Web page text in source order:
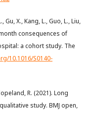
Gu, X., Kang, L., Guo, L., Liu,
month consequences of
a cohort study. The
10.1016/S0140-
R. (2021). Long
study. BMJ open,